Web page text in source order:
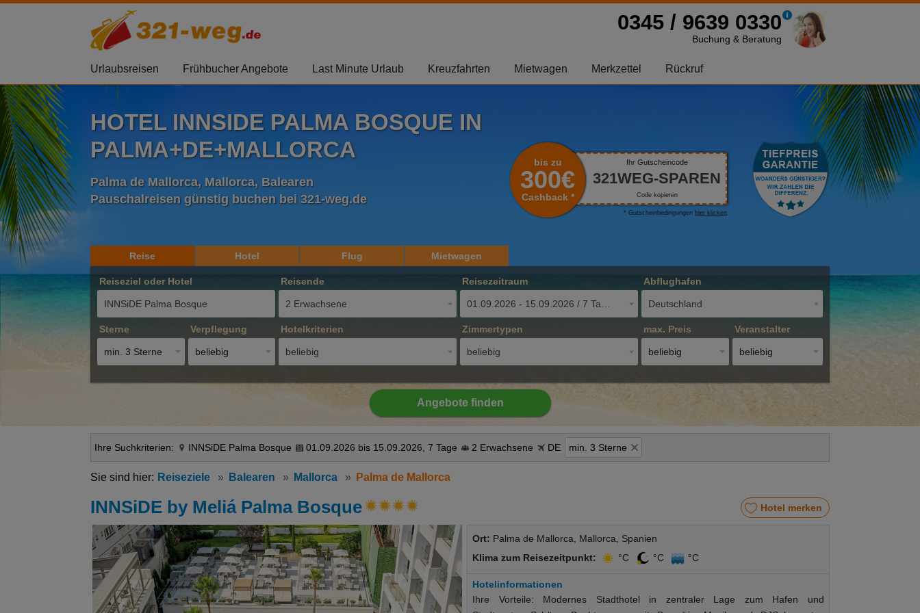
0345 / 9639 0330
Buchung & Beratung
Urlaubsreisen Frühbucher Angebote Last Minute Urlaub Kreuzfahrten Mietwagen Merkzettel Rückruf
HOTEL INNSIDE PALMA BOSQUE IN
PALMA+DE+MALLORCA
Palma de Mallorca, Mallorca, Balearen
Pauschalreisen günstig buchen bei 321-weg.de
bis zu
300€
Cashback *
Ihr Gutscheincode
321WEG-SPAREN
Code kopieren
* Gutscheinbedingungen hier klicken
Reise Hotel Flug Mietwagen
Reiseziel oder Hotel Reisende
2 Erwachsene
Reisezeitraum
01.09.2026 - 15.09.2026 / 7 Tage
Abflughafen
Deutschland
Sterne
min. 3 Sterne
Verpflegung
beliebig
Hotelkriterien
beliebig
Zimmertypen
beliebig
max. Preis
beliebig
Veranstalter
beliebig
Angebote finden
Ihre Suchkriterien: INNSiDE Palma Bosque 01.09.2026 bis 15.09.2026, 7 Tage 2 Erwachsene DE min. 3 Sterne
Reiseziele Balearen Mallorca Palma de Mallorca
Hotel merken
INNSiDE by Meliá Palma Bosque
Ort: Palma de Mallorca, Mallorca, Spanien
Klima zum Reisezeitpunkt:
°C °C °C
Hotelinformationen
Ihre Vorteile: Modernes Stadthotel in zentraler Lage zum Hafen und